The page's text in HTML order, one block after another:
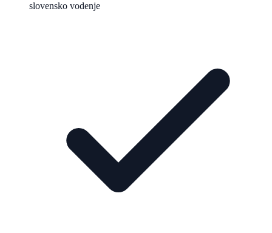
slovensko vodenje